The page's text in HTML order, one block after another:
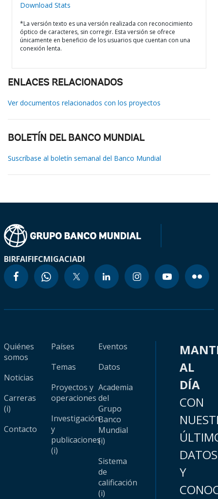
Download Stats
*La versión texto es una versión realizada con reconocimiento
óptico de caracteres, sin corregir. Esta versión se ofrece
únicamente en beneficio de los usuarios que cuentan con una
conexión lenta.
ENLACES RELACIONADOS
Ver documentos relacionados con los proyectos
BOLETÍN DEL BANCO MUNDIAL
Suscríbase al boletín semanal del Banco Mundial
BIRFAIFIFCMIGACIADI
Quiénes
somos
Noticias
Carreras
(i)
Contacto
Países
Temas
Proyectos y
operaciones
Investigación
y
publicaciones
(i)
Eventos
Datos
Academia
del
Grupo
Banco
Mundial
(i)
Sistema
de
calificación
(i)
AL
DÍA
CON
DATOS
Y